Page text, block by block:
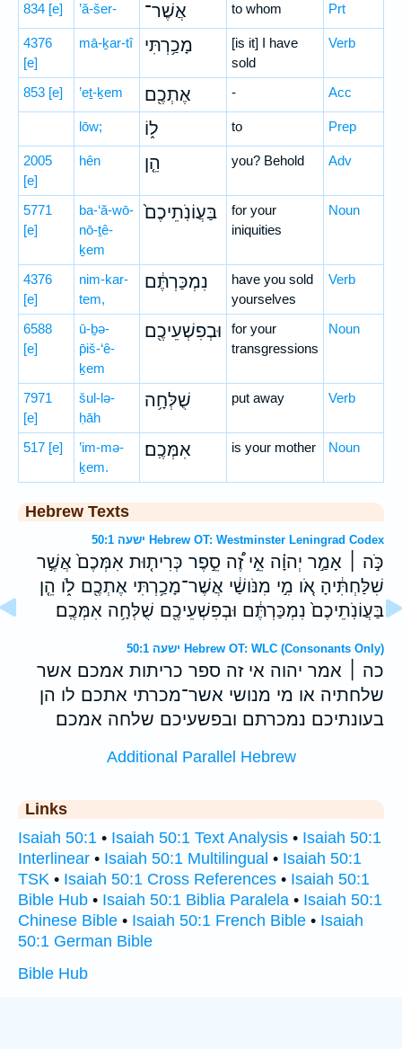
834 [e] ’ă-šer- אֲשֶׁר־ to whom Prt
4376
[e]
mā-ḵar-tî מָכַ֥רְתִּי
[is it] I have
sold
Verb
853 [e] ’eṯ-ḵem אֶתְכֶ֖ם - Acc
lōw; ל֑וֹ to Prep
2005
[e]
hên הֵ֤ן you? Behold Adv
5771
[e]
ba-‘ă-wō-
nō-ṯê-
ḵem
בַּעֲוֹנֹֽתֵיכֶם֙
for your
iniquities
Noun
4376
[e]
nim-kar-
tem,
נִמְכַּרְתֶּ֔ם
have you sold
yourselves
Verb
6588
[e]
ū-ḇə-
p̄iš-‘ê-
ḵem
וּבְפִשְׁעֵיכֶ֖ם
for your
transgressions
Noun
7971
[e]
šul-lə-
ḥāh
שֻׁלְּחָ֥ה put away Verb
517 [e]
’im-mə-
ḵem.
אִמְּכֶֽם׃ is your mother Noun
Hebrew Texts
ישעה 50:1 Hebrew OT: Westminster Leningrad Codex
כֹּ֣ה ׀ אָמַ֣ר יְהוָ֗ה אֵ֣י זֶ֠ה סֵ֣פֶר כְּרִית֤וּת אִמְּכֶם֙ אֲשֶׁ֣ר
שִׁלַּחְתִּ֔יהָ אֹ֚ו מִ֣י מִנֹּושַׁ֔י אֲשֶׁר־מָכַ֥רְתִּי אֶתְכֶ֖ם לֹ֑ו הֵ֤ן
בַּעֲוֹנֹֽתֵיכֶם֙ נִמְכַּרְתֶּ֔ם וּבְפִשְׁעֵיכֶ֖ם שֻׁלְּחָ֥ה אִמְּכֶֽם׃
ישעה 50:1 Hebrew OT: WLC (Consonants Only)
כה ׀ אמר יהוה אי זה ספר כריתות אמכם אשר
שלחתיה או מי מנושי אשר־מכרתי אתכם לו הן
בעונתיכם נמכרתם ובפשעיכם שלחה אמכם׃
Additional Parallel Hebrew
Links
Isaiah 50:1 • Isaiah 50:1 Text Analysis • Isaiah 50:1
Interlinear • Isaiah 50:1 Multilingual • Isaiah 50:1
TSK • Isaiah 50:1 Cross References • Isaiah 50:1
Bible Hub • Isaiah 50:1 Biblia Paralela • Isaiah 50:1
Chinese Bible • Isaiah 50:1 French Bible • Isaiah
50:1 German Bible
Bible Hub